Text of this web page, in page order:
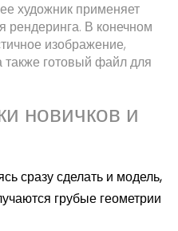
художник применяет
рендеринга. В конечном
изображение,
также готовый файл для
новичков и
сразу сделать и модель,
грубые геометрии